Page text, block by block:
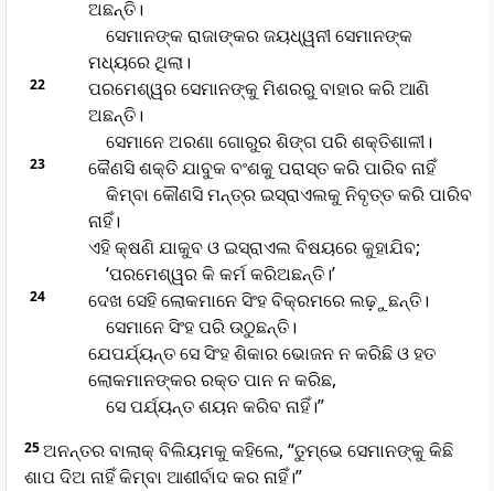
ଅଛନ୍ତି।
ସେମାନଙ୍କ ରାଜାଙ୍କର ଜୟଧ୍ୱନୀ ସେମାନଙ୍କ
ମଧ୍ୟରେ ଥିଲା।
22
ପରମେଶ୍ୱର ସେମାନଙ୍କୁ ମିଶରରୁ ବାହାର କରି ଆଣି
ଅଛନ୍ତି।
ସେମାନେ ଅରଣା ଗୋରୁର ଶିଙ୍ଗ ପରି ଶକ୍ତିଶାଳୀ।
23
କୈଣସି ଶକ୍ତି ଯାବୁକ ବଂଶକୁ ପରାସ୍ତ କରି ପାରିବ ନାହିଁ
କିମ୍ବା କୌଣସି ମନ୍ତ୍ର ଇସ୍ରାଏଲକୁ ନିବୃତ୍ତ କରି ପାରିବ
ନାହିଁ।
ଏହି କ୍ଷଣି ଯାକୁବ ଓ ଇସ୍ରାଏଲ ବିଷୟରେ କୁହାଯିବ;
‘ପରମେଶ୍ୱର କି କର୍ମ କରିଅଛନ୍ତି।’
24
ଦେଖ ସେହି ଲୋକମାନେ ସିଂହ ବିକ୍ରମରେ ଲଢ଼ୁଛନ୍ତି।
ସେମାନେ ସିଂହ ପରି ଉଠୁଛନ୍ତି।
ଯେପର୍ଯ୍ୟନ୍ତ ସେ ସିଂହ ଶିକାର ଭୋଜନ ନ କରିଛି ଓ ହତ
ଲୋକମାନଙ୍କର ରକ୍ତ ପାନ ନ କରିଛ,
ସେ ପର୍ଯ୍ୟନ୍ତ ଶୟନ କରିବ ନାହିଁ।”
25ଅନନ୍ତର ବାଲାକ୍ ବିଲିୟମକୁ କହିଲେ, “ତୁମ୍ଭେ ସେମାନଙ୍କୁ କିଛି
ଶାପ ଦିଅ ନାହିଁ କିମ୍ବା ଆଶୀର୍ବାଦ କର ନାହିଁ।”